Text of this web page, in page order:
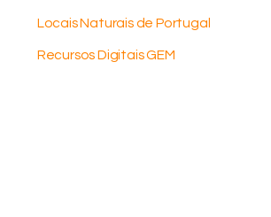
Locais Naturais de Portugal
Recursos Digitais GEM